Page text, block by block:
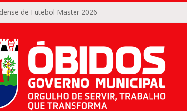
de Futebol Master 2026